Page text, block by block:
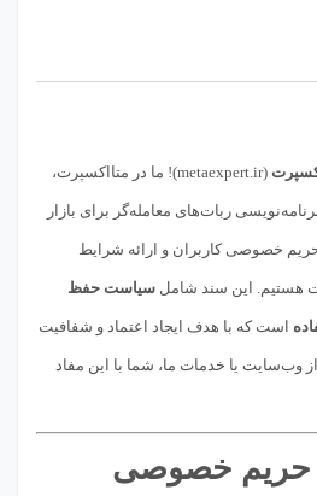
(
metaexpert.ir)! ما در متااکسپرت،
ربات‌های معامله‌گر برای بازار
خصوصی کاربران و ارائه شرایط
هستیم. این سند شامل سیاست حفظ
است که با هدف ایجاد اعتماد و شفافیت
وب‌سایت یا خدمات ما، شما با این مفاد
خصوصی